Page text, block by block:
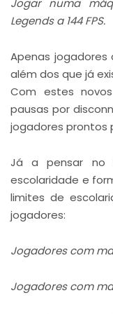
Jogar numa
Legends a 144 FPS.
Apenas jogadores
além dos que já
Com estes
pausas por
jogadores prontos
Já a pensar no
escolaridade e
limites de
jogadores:
Jogadores com
Jogadores com